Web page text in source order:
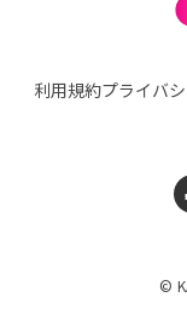
利用規約プライバ
©